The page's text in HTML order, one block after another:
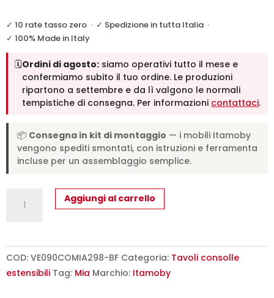
✓ 10 rate tasso zero · ✓ Spedizione in tutta Italia ·
✓ 100% Made in Italy
🗓️Ordini di agosto: siamo operativi tutto il mese e
confermiamo subito il tuo ordine. Le produzioni
ripartono a settembre e da lì valgono le normali
tempistiche di consegna. Per informazioni contattaci.
📦 Consegna in kit di montaggio — i mobili Itamoby
vengono spediti smontati, con istruzioni e ferramenta
incluse per un assemblaggio semplice.
allungabile
Mia
bianco
Aggiungi al carrello
COD: VE090COMIA298-BF Categoria: Tavoli consolle
estensibili Tag: Mia Marchio: Itamoby